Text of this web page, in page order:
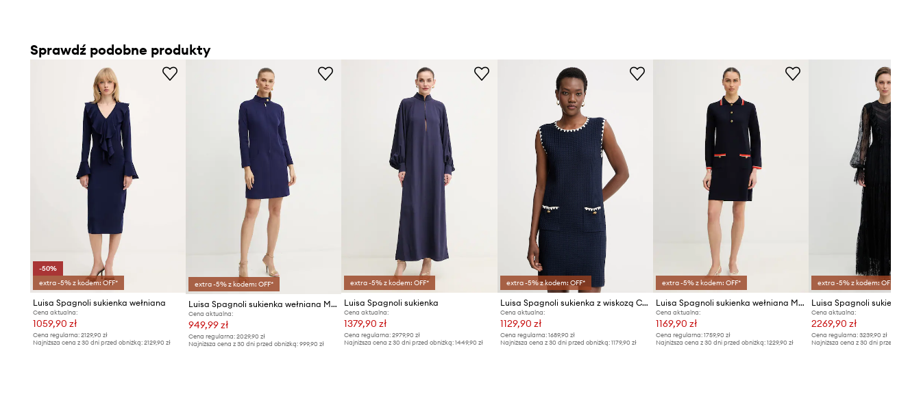
Sprawdź podobne produkty
-50%
extra -5% z kodem: OFF*
Luisa Spagnoli sukienka wełniana
Cena aktualna:
1059,90 zł
Cena regularna: 2129,90 zł
Najniższa cena z 30 dni przed obniżką: 2129,90 zł
extra -5% z kodem: OFF*
Luisa Spagnoli sukienka wełniana MARILINA
Cena aktualna:
949,99 zł
Cena regularna:2029,90 zł
Najniższa cena z 30 dni przed obniżką:999,90 zł
extra -5% z kodem: OFF*
Luisa Spagnoli sukienka
Cena aktualna:
1379,90 zł
Cena regularna: 2979,90 zł
Najniższa cena z 30 dni przed obniżką: 1449,90 zł
extra -5% z kodem: OFF*
Luisa Spagnoli sukienka z wiskozą Corriera
Cena aktualna:
1129,90 zł
Cena regularna: 1689,90 zł
Najniższa cena z 30 dni przed obniżką: 1179,90 zł
extra -5% z kodem: OFF*
Luisa Spagnoli sukienka wełniana Mariolina
Cena aktualna:
1169,90 zł
Cena regularna:1759,90 zł
Najniższa cena z 30 dni przed obniżką:1229,90 zł
extra -5% z kodem: OFF*
Cena aktualna:
2269,90 zł
Cena regularna: 3239,90 zł
Najniższa cena z 30 dni przed obniżką: